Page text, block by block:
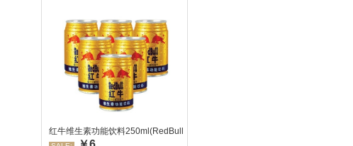
红牛维生素功能饮料250ml(RedBull/红牛)